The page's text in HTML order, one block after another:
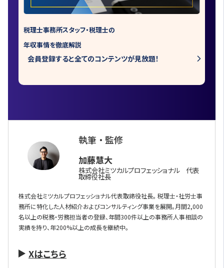
税理士事務所スタッフ・税理士の
年収事情を徹底解説
会員登録すると全てのコンテンツが見放題！
執筆 ・ 監修
加藤慧大
株式会社ミツカルプロフェッショナル 代表
取締役社長
株式会社ミツカルプロフェッショナル代表取締役社長。 税理士・社労士事
務所に特化した人材紹介およびコンサルティング事業を展開。月間2,000
名以上の税務・労務担当者の登録、年間300件以上の事務所人事相談の
実績を持り、年200%以上の成長を継続中。
Xはこちら